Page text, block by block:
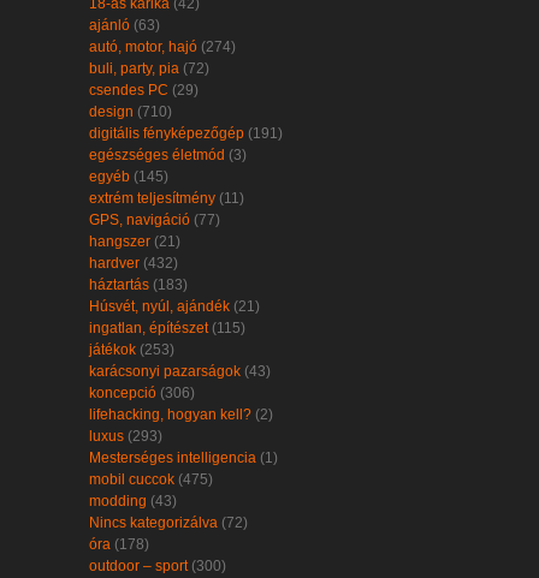
18-as karika (42)
ajánló (63)
autó, motor, hajó (274)
buli, party, pia (72)
csendes PC (29)
design (710)
digitális fényképezőgép (191)
egészséges életmód (3)
egyéb (145)
extrém teljesítmény (11)
GPS, navigáció (77)
hangszer (21)
hardver (432)
háztartás (183)
Húsvét, nyúl, ajándék (21)
ingatlan, építészet(115)
játékok (253)
karácsonyi pazarságok (43)
koncepció (306)
lifehacking, hogyan kell? (2)
luxus (293)
Mesterséges intelligencia (1)
mobil cuccok (475)
modding (43)
Nincs kategorizálva (72)
óra (178)
outdoor – sport(300)